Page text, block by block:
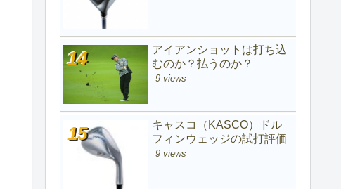
アイアンショットは打ち込
むのか？払うのか？
9 views
キャスコ（KASCO）ドル
フィンウェッジの試打評価
9 views